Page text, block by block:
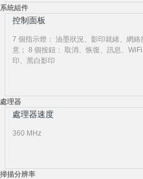
系統組件
控制面板
7 個指示燈： 油墨狀況、影印就緒、網
意； 8 個按鈕： 取消、恢復、訊息、
印、黑白影印
處理器
處理器速度
360 MHz
掃描分辨率